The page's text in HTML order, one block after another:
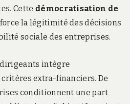
Cette démocratisation de
la légitimité des décisions
sociale des entreprises.
intègre
extra-financiers. De
conditionnent une part